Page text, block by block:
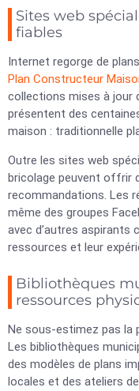
Sites web
fiables
Internet regorge de
Plan Constructeur
collections mises à jour
présentent des
maison : traditionnelle
Outre les sites web
bricolage peuvent offrir
recommandations. Les
même des groupes
avec d’autres aspirants
ressources et leur
Bibliothèques
ressources
Ne sous-estimez pas la
Les bibliothèques
des modèles de plans
locales et des ateliers